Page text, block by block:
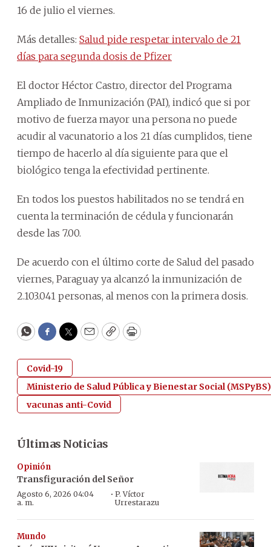
16 de julio el viernes.
Más detalles: Salud pide respetar intervalo de 21
días para segunda dosis de Pfizer
El doctor Héctor Castro, director del Programa
Ampliado de Inmunización (PAI), indicó que si por
motivo de fuerza mayor una persona no puede
acudir al vacunatorio a los 21 días cumplidos, tiene
tiempo de hacerlo al día siguiente para que el
biológico tenga la efectividad pertinente.
En todos los puestos habilitados no se tendrá en
cuenta la terminación de cédula y funcionarán
desde las 7.00.
De acuerdo con el último corte de Salud del pasado
viernes, Paraguay ya alcanzó la inmunización de
2.103.041 personas, al menos con la primera dosis.
WhatsApp
Facebook
Twitter
EmailCopyPrint
Covid-19
Ministerio de Salud Pública y Bienestar Social (MSPyBS)
vacunas anti-Covid
Últimas Noticias
Opinión
Transfiguración del Señor
Agosto 6, 2026 04:04
a. m.
· P. Víctor
Urrestarazu
Mundo